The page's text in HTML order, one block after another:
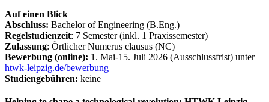
Auf einen Blick
Abschluss: Bachelor of Engineering (B.Eng.)
Regelstudienzeit: 7 Semester (inkl. 1 Praxissemester)
Zulassung: Örtlicher Numerus clausus (NC)
Bewerbung (online): 1. Mai-15. Juli 2026 (Ausschlussfrist) unter
htwk-leipzig.de/bewerbung
Studiengebühren: keine